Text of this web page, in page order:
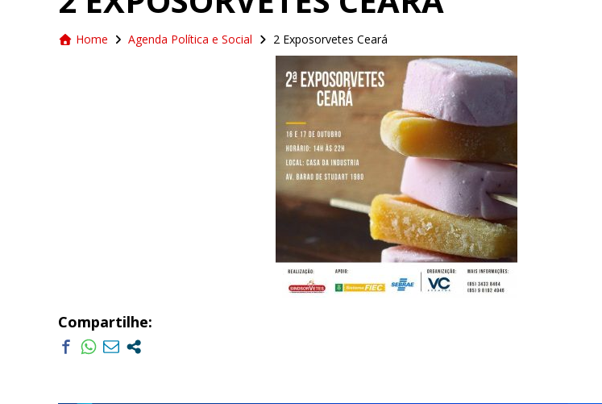
Home Agenda Política e Social 2 Exposorvetes Ceará
Compartilhe: